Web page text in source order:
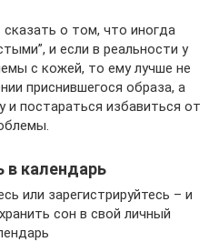
о том, что иногда
и если в реальности у
с кожей, то ему лучше не
приснившегося образа, а
и постараться избавиться от
в календарь
или зарегистрируйтесь – и
сон в свой личный